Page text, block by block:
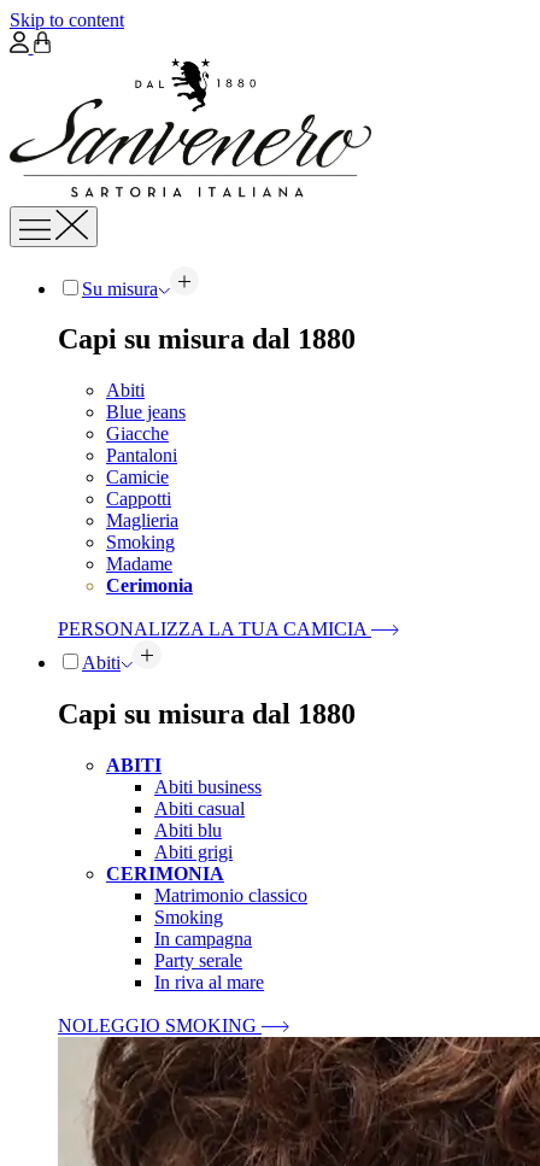
Skip to content
Su misura
Capi su misura dal 1880
Abiti
Blue jeans
Giacche
Pantaloni
Camicie
Cappotti
Maglieria
Smoking
Madame
Cerimonia
PERSONALIZZA LA TUA CAMICIA
Abiti
Capi su misura dal 1880
ABITI
Abiti business
Abiti casual
Abiti blu
Abiti grigi
CERIMONIA
Matrimonio classico
Smoking
In campagna
Party serale
In riva al mare
NOLEGGIO SMOKING